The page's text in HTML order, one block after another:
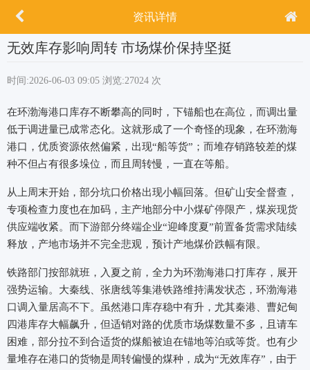
资讯详情
无效库存影响周转 市场煤价保持坚挺
时间:2026-06-03 09:05 浏览:27024 次
在环渤海港口库存不断攀高的同时，下锚船也在高位，而调出量
低于调进量已成常态化。这就形成了一个奇怪的现象，在环渤海
港口，优质资源依然偏紧，出现“船等货”；而堆存销路较差的煤
种不但占有很多垛位，而且周转慢，一直在等船。
从上周末开始，部分坑口价格出现小幅回落。但矿山安全督查，
专项检查力度也在加码，主产地部分中小煤矿停限产，煤炭现货
供应端收紧。而下游部分终端企业“迎峰度夏”前置备货需求陆续
释放，产地市场并不完全悲观，预计产地煤价跌幅有限。
铁路部门按部就班，入夏之前，全力为环渤海港口打库存，展开
强势运输。大秦线、张唐线等集港铁路维持满发状态，环渤海港
口调入量居高不下。虽然港口库存稳中有升，尤其秦港、曹妃甸
四港库存大幅飙升，但适销对路的优质市场煤数量不多，且请车
困难，部分拉不到合适货的煤船被迫在锚地等泊或等货。也有少
量堆存在港口的货物是周转偏慢的煤种，成为“无效库存”，由于